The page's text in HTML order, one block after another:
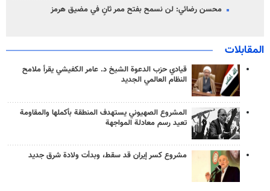
محسن رضائي: لن نسمح بفتح ممر ثانٍ في مضيق هرمز
المقابلات
قيادي حزب الدعوة الشيخ د. عامر الكفيشي يقرأ ملامح
النظام العالمي الجديد
المشروع الصهيوني يستهدف المنطقة بأكملها والمقاومة
تعيد رسم معادلة المواجهة
مشروع كسر إيران قد سقط، وبدأت ولادة شرق جديد